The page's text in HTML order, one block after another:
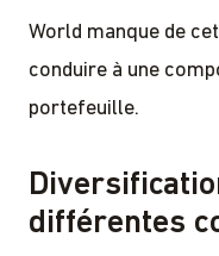
World manque de
conduire à une
portefeuille.
différentes